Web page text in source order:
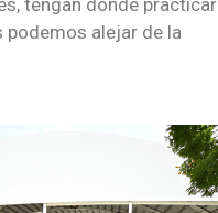
tengan donde practicar
podemos alejar de la